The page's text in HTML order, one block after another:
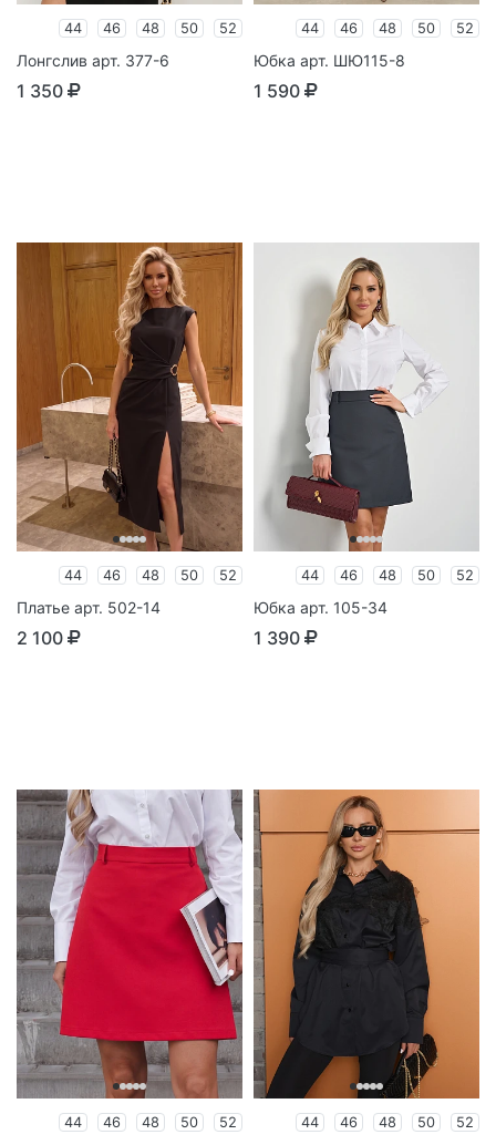
44 46 48 50 52
Лонгслив арт. 377-6
1 350
44 46 48 50 52
Юбка арт. ШЮ115-8
1 590
44 46 48 50 52
Платье арт. 502-14
2 100
44 46 48 50 52
Юбка арт. 105-34
1 390
44 46 48 50 52 44 46 48 50 52